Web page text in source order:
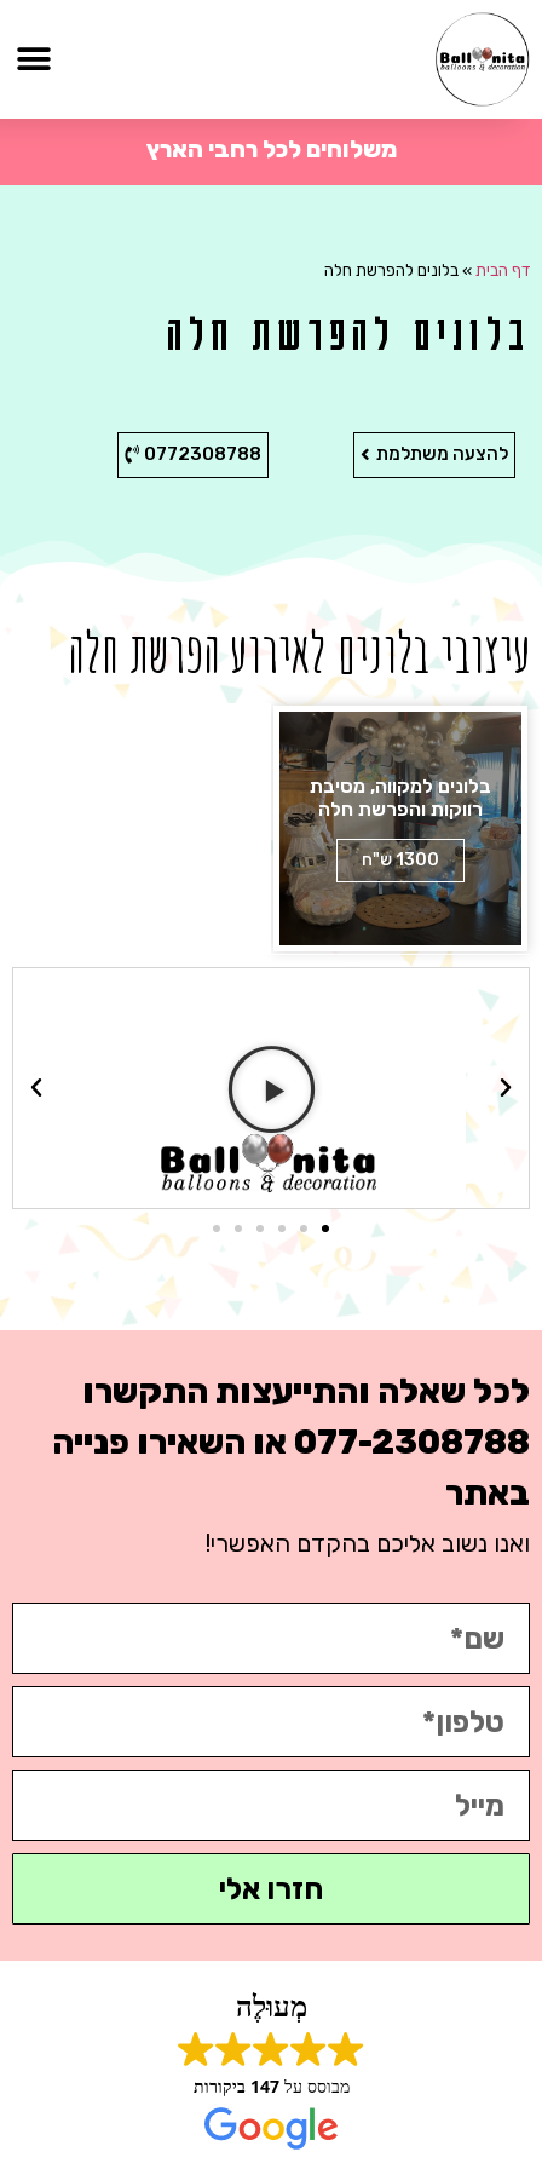
משלוחים לכל רחבי הארץ
דף הבית»בלונים להפרשת חלה
בלונים להפרשת חלה
להצעה משתלמת 0772308788
עיצובי בלונים לאירוע הפרשת חלה
בלונים למקווה, מסיבת
רווקות והפרשת חלה
1300 ש"ח
לכל שאלה והתייעצות התקשרו
077-2308788 או השאירו פנייה
באתר
ואנו נשוב אליכם בהקדם האפשרי!
חזרו אלי
מְעוּלֶה
מבוסס על147 ביקורות